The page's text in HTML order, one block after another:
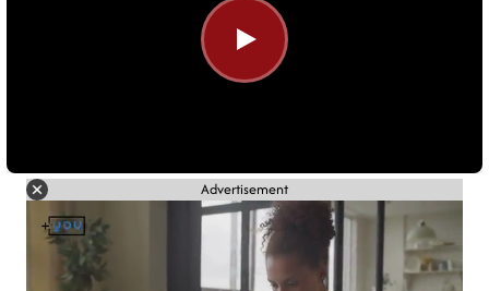
Advertisement